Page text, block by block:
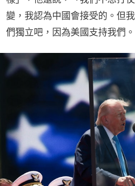
變，我認為中國會接受的。但
們獨立吧，因為美國支持我們。